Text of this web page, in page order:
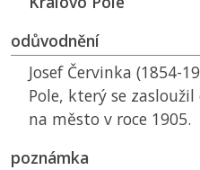
odůvodnění
Josef Červinka (1854-
Pole, který se
na město v roce 1905.
poznámka